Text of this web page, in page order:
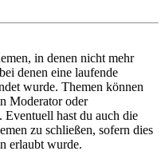
in denen nicht mehr
denen eine laufende
wurde. Themen können
Moderator oder
hast du auch die
zu schließen, sofern dies
erlaubt wurde.